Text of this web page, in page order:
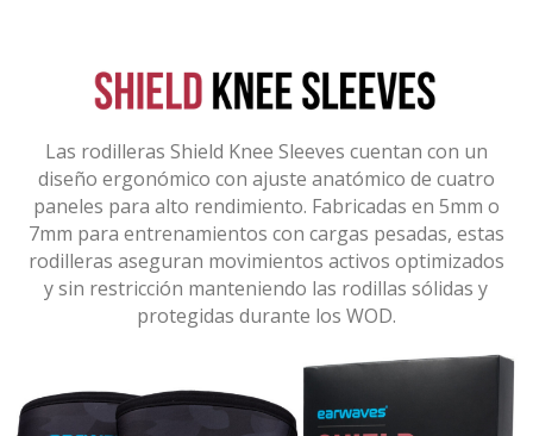
Las rodilleras Shield Knee Sleeves cuentan con un
diseño ergonómico con ajuste anatómico de cuatro
paneles para alto rendimiento. Fabricadas en 5mm o
7mm para entrenamientos con cargas pesadas, estas
rodilleras aseguran movimientos activos optimizados
y sin restricción manteniendo las rodillas sólidas y
protegidas durante los WOD.